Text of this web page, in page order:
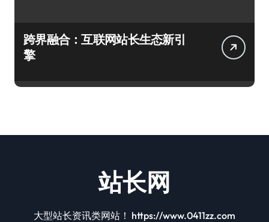
跨界融合：互联网站长生态新引
擎
站长网
大型站长资讯类网站！ https://www.0411zz.com